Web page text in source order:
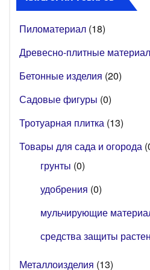
Пиломатериал (18)
Древесно-плитные
Бетонные изделия (20)
Садовые фигуры (0)
Тротуарная плитка (13)
Товары для сада и огорода
грунты (0)
удобрения (0)
мульчирующие
средства защиты
Металлоизделия (13)